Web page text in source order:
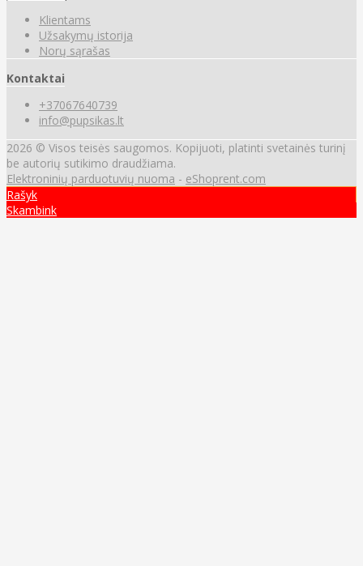
Klientams
Užsakymų istorija
Norų sąrašas
Kontaktai
+37067640739
info@pupsikas.lt
2026 © Visos teisės saugomos. Kopijuoti, platinti svetainės turinį
be autorių sutikimo draudžiama.
Elektroninių parduotuvių nuoma - eShoprent.com
Rašyk
Skambink